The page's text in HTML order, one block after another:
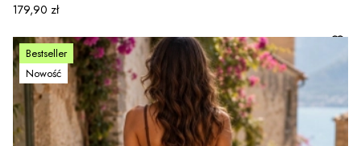
Cena
179,90 zł
Bestseller
Nowość